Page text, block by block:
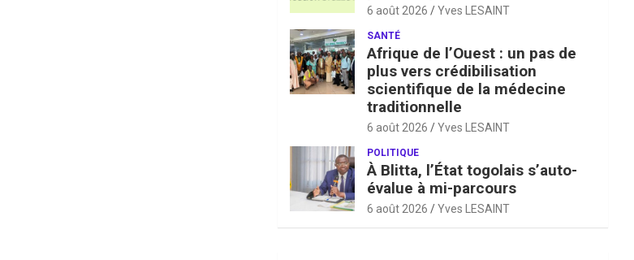
6 août 2026 Yves LESAINT
SANTÉ
Afrique de l’Ouest : un pas de
plus vers crédibilisation
scientifique de la médecine
traditionnelle
6 août 2026 Yves LESAINT
POLITIQUE
À Blitta, l’État togolais s’auto-
évalue à mi-parcours
6 août 2026 Yves LESAINT